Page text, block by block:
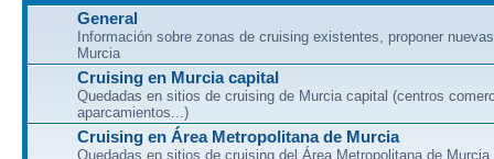
General
Información sobre zonas de cruising existentes, proponer
Murcia
Cruising en Murcia capital
Quedadas en sitios de cruising de Murcia capital (centros
aparcamientos...)
Cruising en Área Metropolitana de Murcia
Quedadas en sitios de cruising del Área Metropolitana de Murcia